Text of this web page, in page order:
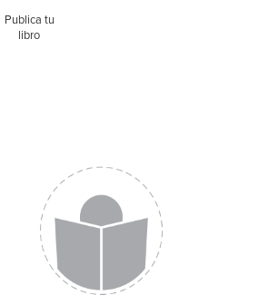
Publica tu
libro